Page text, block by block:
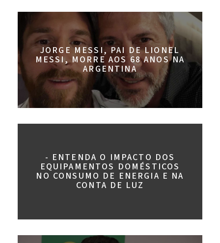
JORGE MESSI, PAI DE LIONEL
MESSI, MORRE AOS 68 ANOS NA
ARGENTINA
- ENTENDA O IMPACTO DOS
EQUIPAMENTOS DOMÉSTICOS
NO CONSUMO DE ENERGIA E NA
CONTA DE LUZ